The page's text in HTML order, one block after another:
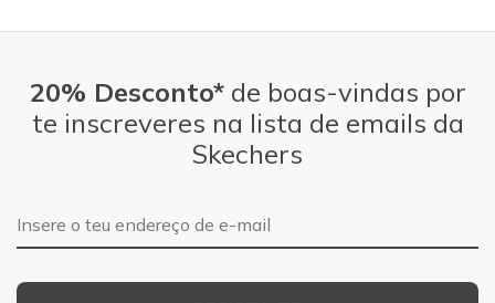
20% Desconto*de boas-vindas por
te inscreveres na lista de emails da
Skechers
Endereço de e-mail